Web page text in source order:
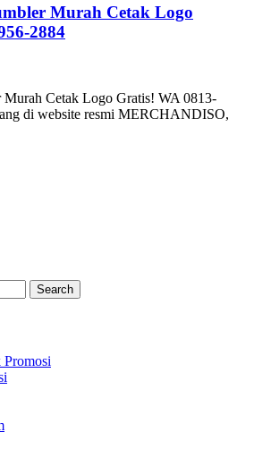
Murah Cetak Logo
2884
Murah Cetak Logo Gratis! WA 0813-
di website resmi MERCHANDISO,
Search